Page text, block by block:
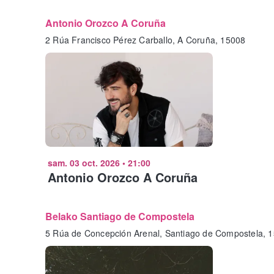
Antonio Orozco A Coruña
2 Rúa Francisco Pérez Carballo, A Coruña, 15008
sam. 03 oct. 2026 • 21:00
Antonio Orozco A Coruña
Belako Santiago de Compostela
5 Rúa de Concepción Arenal, Santiago de Compostela,